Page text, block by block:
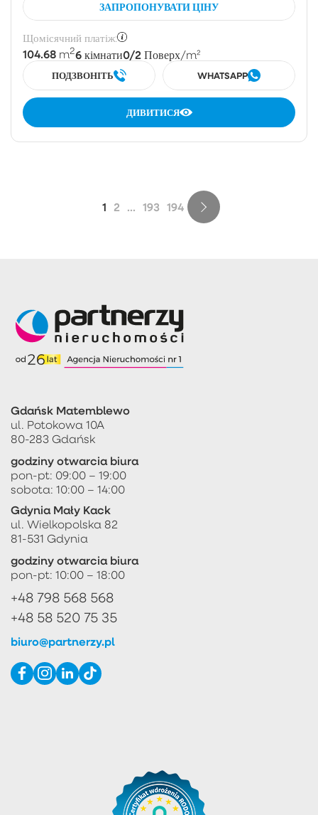
ЗАПРОПОНУВАТИ ЦІНУ
Щомісячний платіж:
104.68 m26 кімнати0/2 Поверх/m²
ПОДЗВОНІТЬ WHATSAPP
ДИВИТИСЯ
1 2 ... 193 194
Gdańsk Matemblewo
ul. Potokowa 10A
80-283 Gdańsk
godziny otwarcia biura
pon-pt: 09:00 – 19:00
sobota: 10:00 – 14:00
Gdynia Mały Kack
ul. Wielkopolska 82
81-531 Gdynia
godziny otwarcia biura
pon-pt: 10:00 – 18:00
+48 798 568 568
+48 58 520 75 35
biuro@partnerzy.pl